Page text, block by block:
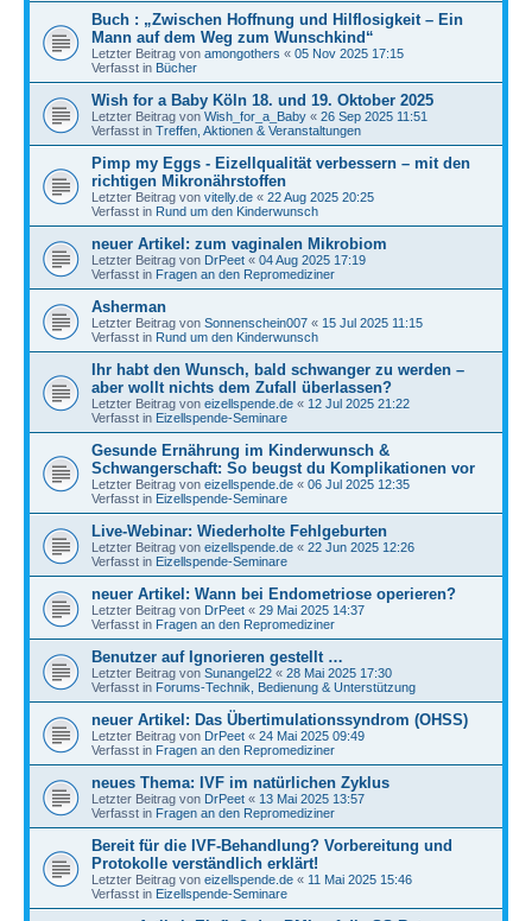
Buch : „Zwischen Hoffnung und Hilflosigkeit – Ein
Mann auf dem Weg zum Wunschkind“
Letzter Beitrag von amongothers « 05 Nov 2025 17:15
Verfasst in Bücher
Wish for a Baby Köln 18. und 19. Oktober 2025
Letzter Beitrag von Wish_for_a_Baby « 26 Sep 2025 11:51
Verfasst in Treffen, Aktionen & Veranstaltungen
Pimp my Eggs - Eizellqualität verbessern – mit den
richtigen Mikronährstoffen
Letzter Beitrag von vitelly.de « 22 Aug 2025 20:25
Verfasst in Rund um den Kinderwunsch
neuer Artikel: zum vaginalen Mikrobiom
Letzter Beitrag von DrPeet « 04 Aug 2025 17:19
Verfasst in Fragen an den Repromediziner
Asherman
Letzter Beitrag von Sonnenschein007 « 15 Jul 2025 11:15
Verfasst in Rund um den Kinderwunsch
Ihr habt den Wunsch, bald schwanger zu werden –
aber wollt nichts dem Zufall überlassen?
Letzter Beitrag von eizellspende.de « 12 Jul 2025 21:22
Verfasst in Eizellspende-Seminare
Gesunde Ernährung im Kinderwunsch &
Schwangerschaft: So beugst du Komplikationen vor
Letzter Beitrag von eizellspende.de « 06 Jul 2025 12:35
Verfasst in Eizellspende-Seminare
Live-Webinar: Wiederholte Fehlgeburten
Letzter Beitrag von eizellspende.de « 22 Jun 2025 12:26
Verfasst in Eizellspende-Seminare
neuer Artikel: Wann bei Endometriose operieren?
Letzter Beitrag von DrPeet « 29 Mai 2025 14:37
Verfasst in Fragen an den Repromediziner
Benutzer auf Ignorieren gestellt …
Letzter Beitrag von Sunangel22 « 28 Mai 2025 17:30
Verfasst in Forums-Technik, Bedienung & Unterstützung
neuer Artikel: Das Übertimulationssyndrom (OHSS)
Letzter Beitrag von DrPeet « 24 Mai 2025 09:49
Verfasst in Fragen an den Repromediziner
neues Thema: IVF im natürlichen Zyklus
Letzter Beitrag von DrPeet « 13 Mai 2025 13:57
Verfasst in Fragen an den Repromediziner
Bereit für die IVF-Behandlung? Vorbereitung und
Protokolle verständlich erklärt!
Letzter Beitrag von eizellspende.de « 11 Mai 2025 15:46
Verfasst in Eizellspende-Seminare